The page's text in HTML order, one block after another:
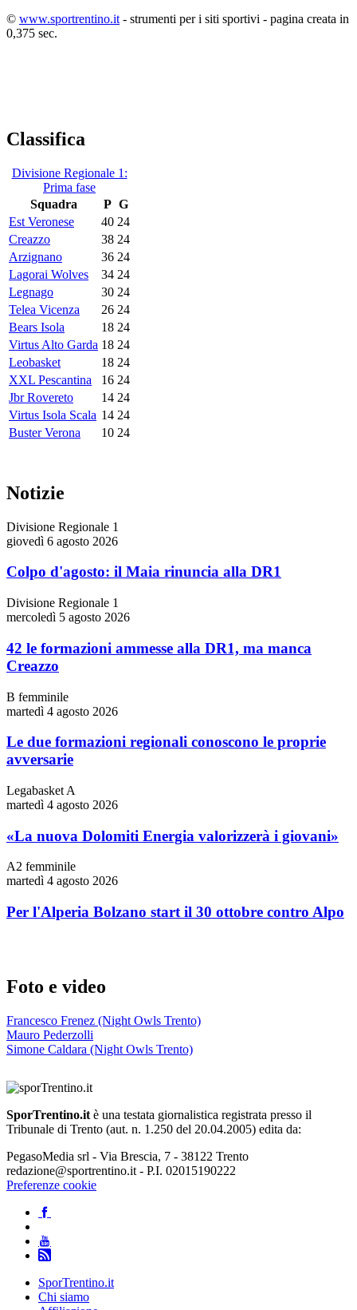
© www.sportrentino.it - strumenti per i siti sportivi - pagina creata in
0,375 sec.
Classifica
Divisione Regionale 1:
Prima fase
Squadra
P G
Est Veronese
40 24
Creazzo
38 24
Arzignano
36 24
Lagorai Wolves
34 24
Legnago
30 24
Telea Vicenza
26 24
Bears Isola
18 24
Virtus Alto Garda 18 24
Leobasket
18 24
XXL Pescantina
16 24
Jbr Rovereto
14 24
Virtus Isola Scala 14 24
Buster Verona
10 24
Notizie
Divisione Regionale 1
giovedì 6 agosto 2026
Colpo d'agosto: il Maia rinuncia alla DR1
Divisione Regionale 1
mercoledì 5 agosto 2026
42 le formazioni ammesse alla DR1, ma manca
Creazzo
B femminile
martedì 4 agosto 2026
Le due formazioni regionali conoscono le proprie
avversarie
Legabasket A
martedì 4 agosto 2026
«La nuova Dolomiti Energia valorizzerà i giovani»
A2 femminile
martedì 4 agosto 2026
Per l'Alperia Bolzano start il 30 ottobre contro Alpo
Foto e video
Francesco Frenez (Night Owls Trento)
Mauro Pederzolli
Simone Caldara (Night Owls Trento)
SporTrentino.it è una testata giornalistica registrata presso il
Tribunale di Trento (aut. n. 1.250 del 20.04.2005) edita da:
PegasoMedia srl - Via Brescia, 7 - 38122 Trento
redazione@sportrentino.it - P.I. 02015190222
Preferenze cookie
SporTrentino.it
Chi siamo